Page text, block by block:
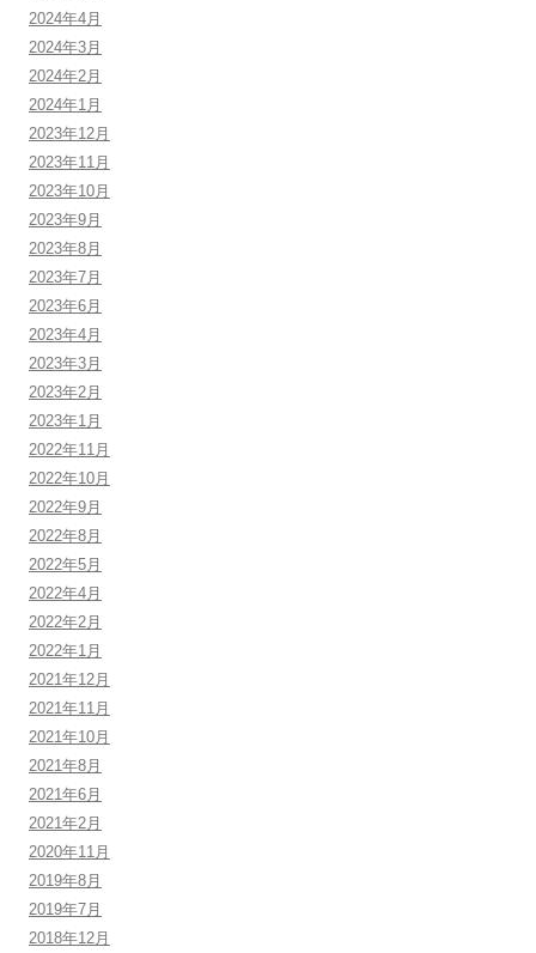
2024年4月
2024年3月
2024年2月
2024年1月
2023年12月
2023年11月
2023年10月
2023年9月
2023年8月
2023年7月
2023年6月
2023年4月
2023年3月
2023年2月
2023年1月
2022年11月
2022年10月
2022年9月
2022年8月
2022年5月
2022年4月
2022年2月
2022年1月
2021年12月
2021年11月
2021年10月
2021年8月
2021年6月
2021年2月
2020年11月
2019年8月
2019年7月
2018年12月